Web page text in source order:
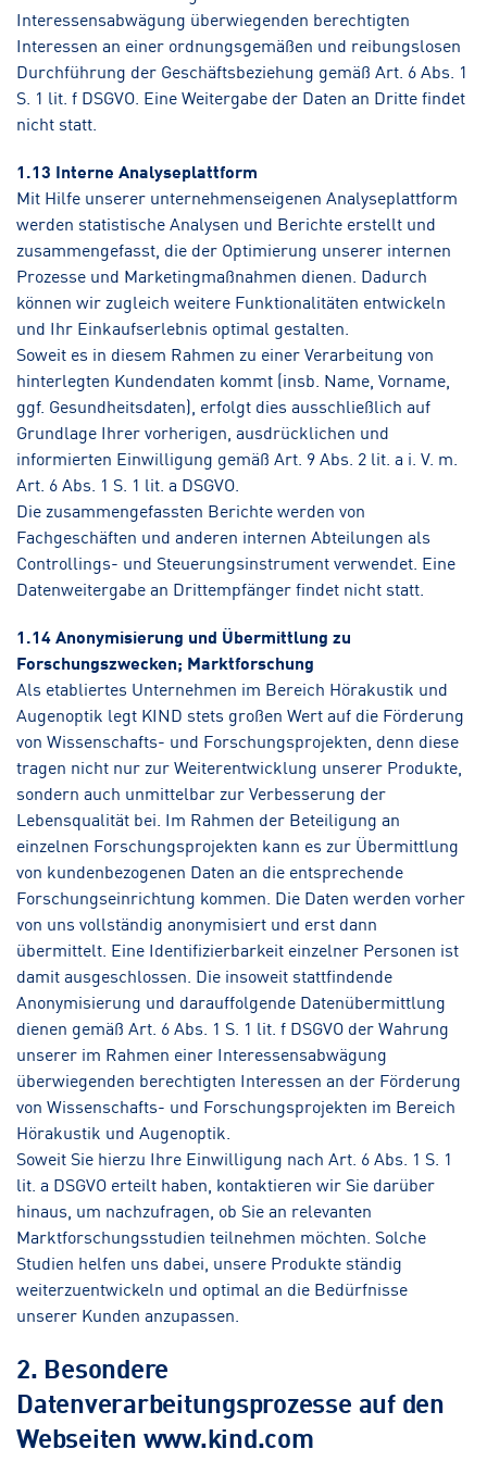
Interessensabwägung überwiegenden berechtigten
Interessen an einer ordnungsgemäßen und reibungslosen
Durchführung der Geschäftsbeziehung gemäß Art. 6 Abs. 1
S. 1 lit. f DSGVO. Eine Weitergabe der Daten an Dritte findet
nicht statt.
1.13 Interne Analyseplattform
Mit Hilfe unserer unternehmenseigenen Analyseplattform
werden statistische Analysen und Berichte erstellt und
zusammengefasst, die der Optimierung unserer internen
Prozesse und Marketingmaßnahmen dienen. Dadurch
können wir zugleich weitere Funktionalitäten entwickeln
und Ihr Einkaufserlebnis optimal gestalten.
Soweit es in diesem Rahmen zu einer Verarbeitung von
hinterlegten Kundendaten kommt (insb. Name, Vorname,
ggf. Gesundheitsdaten), erfolgt dies ausschließlich auf
Grundlage Ihrer vorherigen, ausdrücklichen und
informierten Einwilligung gemäß Art. 9 Abs. 2 lit. a i. V. m.
Art. 6 Abs. 1 S. 1 lit. a DSGVO.
Die zusammengefassten Berichte werden von
Fachgeschäften und anderen internen Abteilungen als
Controllings- und Steuerungsinstrument verwendet. Eine
Datenweitergabe an Drittempfänger findet nicht statt.
1.14 Anonymisierung und Übermittlung zu
Forschungszwecken; Marktforschung
Als etabliertes Unternehmen im Bereich Hörakustik und
Augenoptik legt KIND stets großen Wert auf die Förderung
von Wissenschafts- und Forschungsprojekten, denn diese
tragen nicht nur zur Weiterentwicklung unserer Produkte,
sondern auch unmittelbar zur Verbesserung der
Lebensqualität bei. Im Rahmen der Beteiligung an
einzelnen Forschungsprojekten kann es zur Übermittlung
von kundenbezogenen Daten an die entsprechende
Forschungseinrichtung kommen. Die Daten werden vorher
von uns vollständig anonymisiert und erst dann
übermittelt. Eine Identifizierbarkeit einzelner Personen ist
damit ausgeschlossen. Die insoweit stattfindende
Anonymisierung und darauffolgende Datenübermittlung
dienen gemäß Art. 6 Abs. 1 S. 1 lit. f DSGVO der Wahrung
unserer im Rahmen einer Interessensabwägung
überwiegenden berechtigten Interessen an der Förderung
von Wissenschafts- und Forschungsprojekten im Bereich
Hörakustik und Augenoptik.
Soweit Sie hierzu Ihre Einwilligung nach Art. 6 Abs. 1 S. 1
lit. a DSGVO erteilt haben, kontaktieren wir Sie darüber
hinaus, um nachzufragen, ob Sie an relevanten
Marktforschungsstudien teilnehmen möchten. Solche
Studien helfen uns dabei, unsere Produkte ständig
weiterzuentwickeln und optimal an die Bedürfnisse
unserer Kunden anzupassen.
2. Besondere
Datenverarbeitungsprozesse auf den
Webseiten www.kind.com